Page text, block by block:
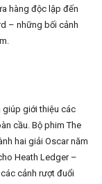
hàng độc lập đến
– những bối cảnh
giúp giới thiệu các
cầu. Bộ phim The
hai giải Oscar năm
Heath Ledger –
cảnh rượt đuổi